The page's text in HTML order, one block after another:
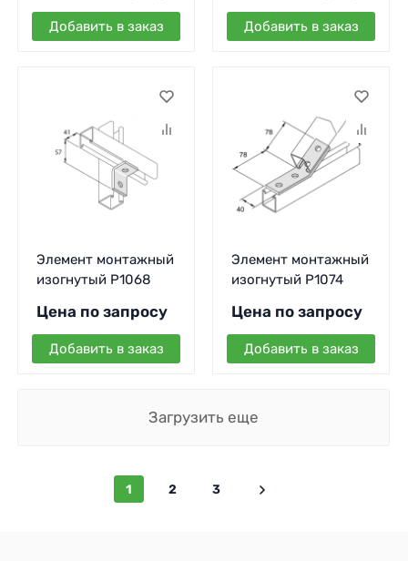
Добавить в заказ Добавить в заказ
Элемент монтажный
изогнутый P1068
Цена по запросу
Добавить в заказ
Элемент монтажный
изогнутый P1074
Цена по запросу
Добавить в заказ
Загрузить еще
1 2 3